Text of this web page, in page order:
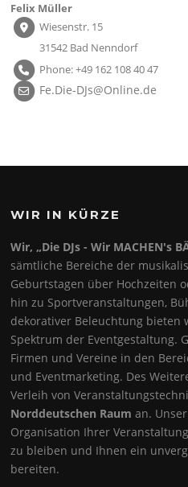
Felix Müller
Wiesenstr. 15
31542 Bad Nenndorf
Phone: +49 162 108 40 47
Fe.Die-DJs@Online.de
WIR IN KÜRZE
Wir, „Die DJs - Wir MACHEN's
sämtliche Bereiche der
Geburtstagen über Hochzeiten
hin zu Sportveranstaltungen,
dekorativer Beleuchtung bieten
Spektrum der Eventgestaltung.
Firmen und Vereine in den
und Eventmarketing. Des
Verleih von
Norddeutschen Raum an.
Organisation Ihrer
zu bleiben und Ihnen ein
bereiten.